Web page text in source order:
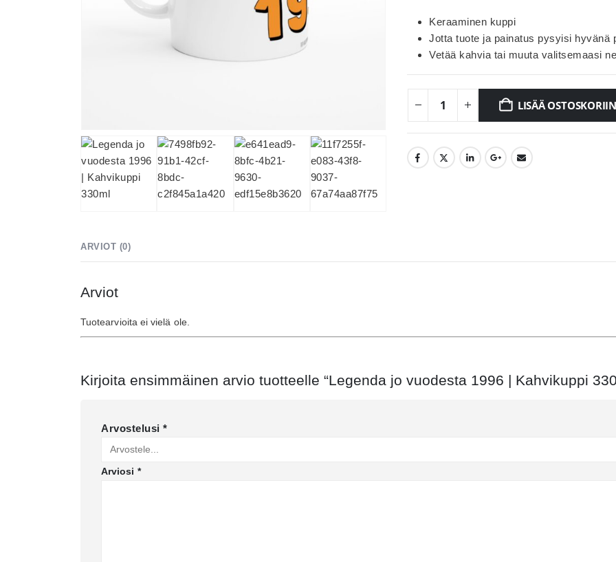
Keraaminen kuppi
Jotta tuote ja painatus pysyisi hyvänä
Vetää kahvia tai muuta valitsemaasi
LISÄÄ OSTOSKORIIN
ARVIOT (0)
Arviot
Tuotearvioita ei vielä ole.
Kirjoita ensimmäinen arvio tuotteelle “Legenda jo vuodesta 1996 | Kahvikuppi
Arvostelusi *
Arviosi *